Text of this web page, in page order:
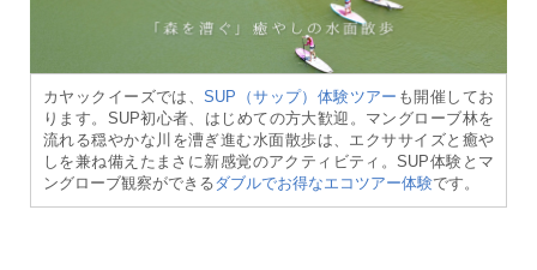
カヤックイーズでは、SUP（サップ）体験ツアー も開催してお
ります。SUP初心者、はじめての方大歓迎。マングローブ林を
流れる穏やかな川を漕ぎ進む水面散歩は、エクササイズと癒や
しを兼ね備えたまさに新感覚のアクティビティ。SUP体験とマ
ングローブ観察ができるダブルでお得なエコツアー体験です。